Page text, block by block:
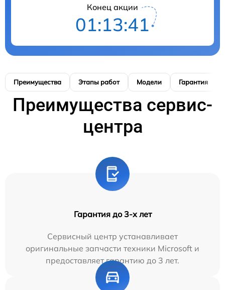
Конец акции
01:13:41
Преимущества Этапы работ Модели Гарантия
Преимущества сервис-
центра
Гарантия до 3-х лет
Сервисный центр устанавливает
оригинальные запчасти техники Microsoft и
предоставляет гарантию до 3 лет.